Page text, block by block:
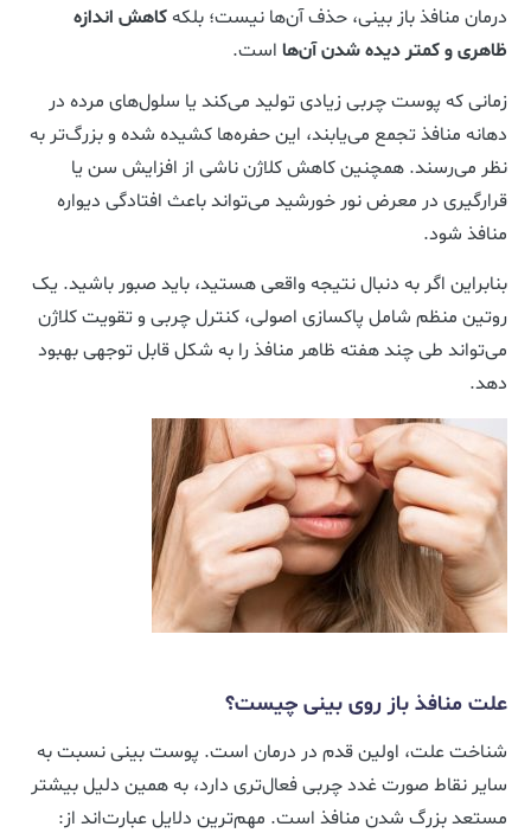
درمان منافذ باز بینی، حذف آن‌ها نیست؛ بلکهکاهش اندازه
ظاهری و کمتر دیده شدن آن‌ها است.
زمانی که پوست چربی زیادی تولید می‌کند یا سلول‌های مرده در
دهانه منافذ تجمع می‌یابند، این حفره‌ها کشیده شده و بزرگ‌تر به
نظر می‌رسند. همچنین کاهش کلاژن ناشی از افزایش سن یا
قرارگیری در معرض نور خورشید می‌تواند باعث افتادگی دیواره
منافذ شود.
بنابراین اگر به دنبال نتیجه واقعی هستید، باید صبور باشید. یک
روتین منظم شامل پاکسازی اصولی، کنترل چربی و تقویت کلاژن
می‌تواند طی چند هفته ظاهر منافذ را به شکل قابل توجهی بهبود
دهد.
علت منافذ باز روی بینی چیست؟
شناخت علت، اولین قدم در درمان است. پوست بینی نسبت به
سایر نقاط صورت غدد چربی فعال‌تری دارد، به همین دلیل بیشتر
مستعد بزرگ شدن منافذ است. مهم‌ترین دلایل عبارت‌اند از: